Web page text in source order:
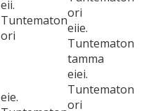
eii.
Tuntematon
ori
ori
eiie.
Tuntematon
tamma
eie.
eiei.
Tuntematon
ori